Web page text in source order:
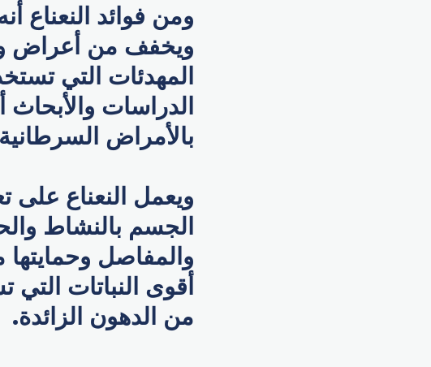
ومن فوائد النعناع
ويخفف من أعراض
المهدئات التي
الدراسات
بالأمراض
ويعمل النعناع على
الجسم بالنشاط
والمفاصل وحمايتها
أقوى النباتات
من الدهون الزائدة.